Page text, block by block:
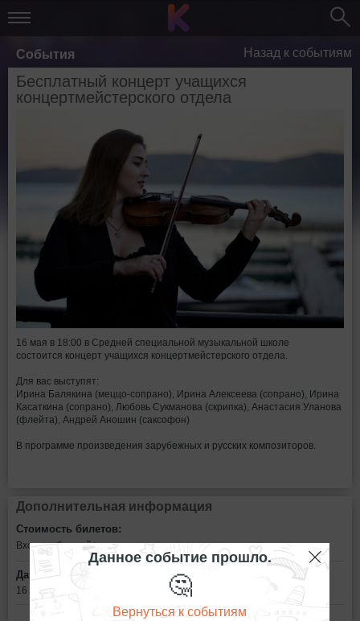
События Назад к событиям
Бесплатный концерт учащихся
концертмейстерского отдела
16 мая в 18:00 в Средней специальной музыкальной школе
состоится концерт учащихся концертмейстерского отдела.
Для вас выступят:
Ирина Балякина (меццо-сопрано), Ирина Алексеева (сопрано), Ирина
Касаткина (сопрано), Любовь Сукманова (скрипка), Анастасия Уланова
(флейта), Андрей Аношин (саксофон)
В программе произведения зарубежных и русских композиторов.
Дополнительная информация
Стоимость билетов:
Вход свободный
Дата:
16 мая в 18:00
Данное событие прошло.
🤔
Вернуться к событиям